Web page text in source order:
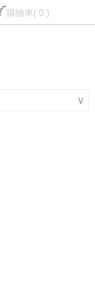
購物車( 0 )
∨